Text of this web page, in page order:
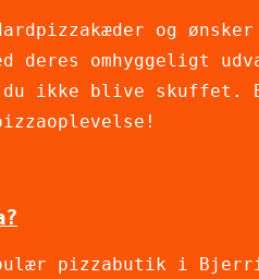
og
deres omhyggeligt
ikke blive skuffet.
pizzabutik i